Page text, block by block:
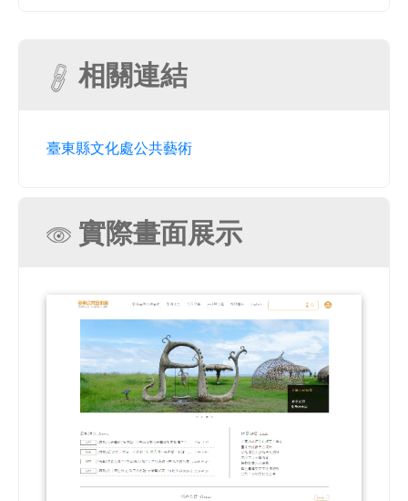
相關連結
臺東縣文化處公共藝術
實際畫面展示